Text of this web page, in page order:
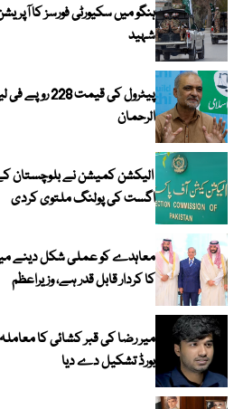
شہید
پیٹرول کی
الرحمان
اگست کی پولنگ ملتوی کردی
معاہدے کو عملی شکل دینے
کا کردار قابل قدر ہے، وزیراعظم
میر رضا کی قبر کشائی کا
بورڈ تشکیل دے دیا